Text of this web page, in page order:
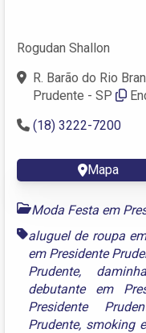
Rogudan Shallon
R. Barão do Rio
Prudente - SP
(18) 3222-7200
Mapa
Moda Festa em
aluguel de roupa
em Presidente
Prudente,
debutante em
Presidente
Prudente, smoking